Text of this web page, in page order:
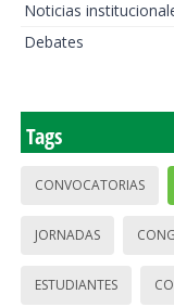
Noticias
Debates
Tags
CONVOCATORIAS
JORNADAS
ESTUDIANTES